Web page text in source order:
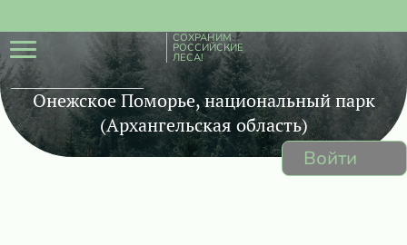
Онежское Поморье, национальный парк
(Архангельская область)
Войти
СОХРАНИМ
РОССИЙСКИЕ
ЛЕСА!